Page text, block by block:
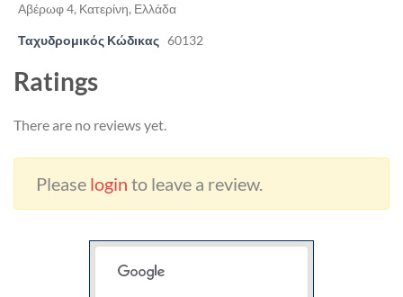
Αβέρωφ 4, Κατερίνη, Ελλάδα
Ταχυδρομικός Κώδικας 60132
Ratings
There are no reviews yet.
Please login to leave a review.